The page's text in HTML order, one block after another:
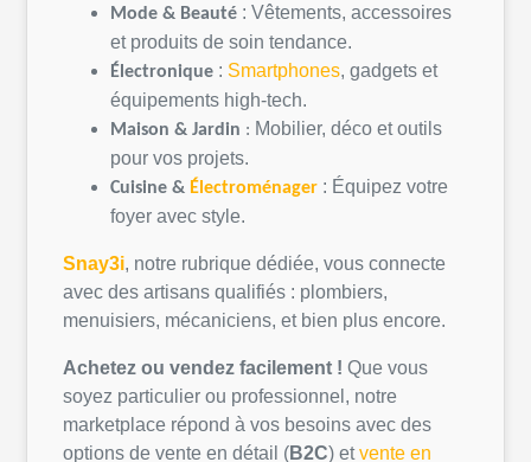
Mode & Beauté : Vêtements, accessoires
et produits de soin tendance.
Électronique : Smartphones, gadgets et
équipements high-tech.
Maison & Jardin : Mobilier, déco etoutils
pour vos projets.
Cuisine & Électroménager : Équipez votre
foyer avec style.
Snay3i, notre rubrique dédiée, vous connecte
avec des artisans qualifiés : plombiers,
menuisiers, mécaniciens, et bien plus encore.
Achetez ou vendez facilement ! Que vous
soyez particulier ou professionnel , notre
marketplace répond à vos besoins avec des
options de vente en détail (B2C) etvente en